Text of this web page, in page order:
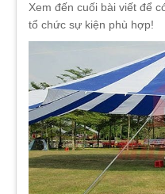
Xem đến cuối bài viết để
tổ chức sự kiện phù hợp!